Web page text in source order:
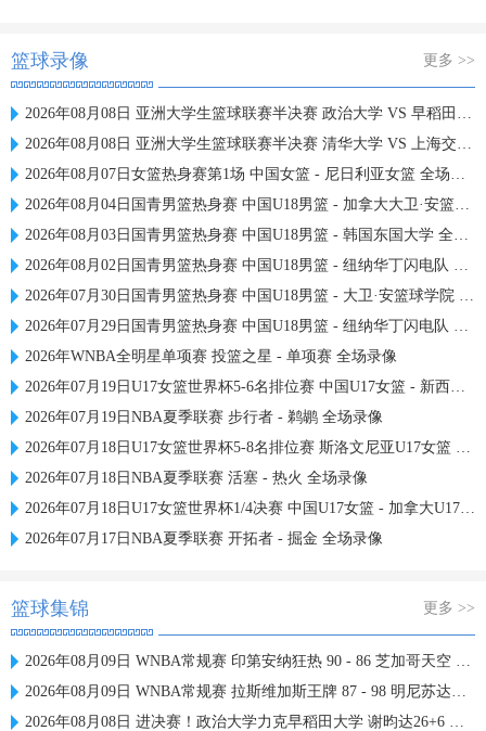
篮球录像 更多 >>
2026年08月08日 亚洲大学生篮球联赛半决赛 政治大学 VS 早稻田大学 全场录像
2026年08月08日 亚洲大学生篮球联赛半决赛 清华大学 VS 上海交通大学 全场录像
2026年08月07日女篮热身赛第1场 中国女篮 - 尼日利亚女篮 全场录像
2026年08月04日国青男篮热身赛 中国U18男篮 - 加拿大大卫·安篮球学院 全场录像
2026年08月03日国青男篮热身赛 中国U18男篮 - 韩国东国大学 全场录像
2026年08月02日国青男篮热身赛 中国U18男篮 - 纽纳华丁闪电队 全场录像
2026年07月30日国青男篮热身赛 中国U18男篮 - 大卫·安篮球学院 全场录像
2026年07月29日国青男篮热身赛 中国U18男篮 - 纽纳华丁闪电队 全场录像
2026年WNBA全明星单项赛 投篮之星 - 单项赛 全场录像
2026年07月19日U17女篮世界杯5-6名排位赛 中国U17女篮 - 新西兰U17女篮 全场录像
2026年07月19日NBA夏季联赛 步行者 - 鹈鹕 全场录像
2026年07月18日U17女篮世界杯5-8名排位赛 斯洛文尼亚U17女篮 - 中国U17女篮 全场录像
2026年07月18日NBA夏季联赛 活塞 - 热火 全场录像
2026年07月18日U17女篮世界杯1/4决赛 中国U17女篮 - 加拿大U17女篮 录像
2026年07月17日NBA夏季联赛 开拓者 - 掘金 全场录像
篮球集锦 更多 >>
2026年08月09日 WNBA常规赛 印第安纳狂热 90 - 86 芝加哥天空 全场集锦
2026年08月09日 WNBA常规赛 拉斯维加斯王牌 87 - 98 明尼苏达山猫 全场集锦
2026年08月08日 进决赛！政治大学力克早稻田大学 谢昀达26+6 波波卡22+15+7